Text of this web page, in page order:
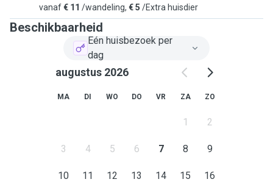
vanaf€ 11 /wandeling, € 5 /Extra huisdier
Beschikbaarheid
Eén huisbezoek per
dag
augustus 2026
MA DI WO DO VR ZA ZO
1 2
3 4 5 6 7 8 9
10 11 12 13 14 15 16